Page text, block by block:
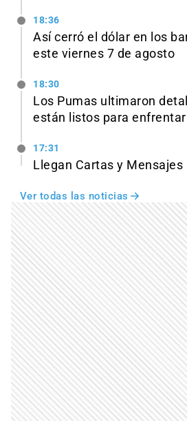
18:36
Así cerró el dólar en los
este viernes 7 de agosto
18:30
Los Pumas ultimaron
están listos para
17:31
Llegan Cartas y Mensajes
Ver todas las noticias